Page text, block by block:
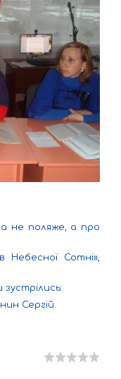
поляже, а про
Небесної Сотні»,
Сергій.